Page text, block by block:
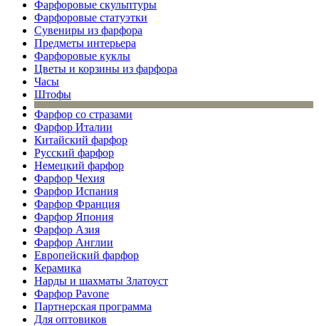
Фарфоровые скульптуры
Фарфоровые статуэтки
Сувениры из фарфора
Предметы интерьера
Фарфоровые куклы
Цветы и корзины из фарфора
Часы
Штофы
Фарфор со стразами
Фарфор Италии
Китайский фарфор
Русский фарфор
Немецкий фарфор
Фарфор Чехия
Фарфор Испания
Фарфор Франция
Фарфор Япония
Фарфор Азия
Фарфор Англии
Европейский фарфор
Керамика
Нарды и шахматы Златоуст
Фарфор Pavone
Партнерская программа
Для оптовиков